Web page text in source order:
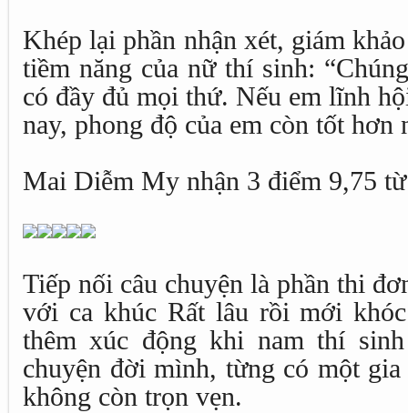
Khép lại phần nhận xét, giám
tiềm năng của nữ thí sinh:
có đầy đủ mọi thứ. Nếu em lĩnh
nay, phong độ của em còn tốt hơn
Mai Diễm My nhận 3 điểm 9,75
Tiếp nối câu chuyện là phần thi
với ca khúc Rất lâu rồi mới
thêm xúc động khi nam thí
chuyện đời mình, từng có một
không còn trọn vẹn.